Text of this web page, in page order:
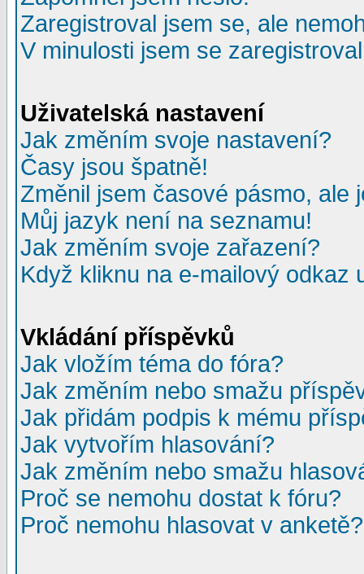
Zaregistroval jsem se, ale
V minulosti jsem se
Uživatelská nastavení
Jak změním svoje nastavení?
Časy jsou špatně!
Změnil jsem časové pásmo, ale
Můj jazyk není na seznamu!
Jak změním svoje zařazení?
Když kliknu na e-mailový odkaz
Vkládání příspěvků
Jak vložím téma do fóra?
Jak změním nebo smažu
Jak přidám podpis k mému
Jak vytvořím hlasování?
Jak změním nebo smažu
Proč se nemohu dostat k fóru?
Proč nemohu hlasovat v anketě?